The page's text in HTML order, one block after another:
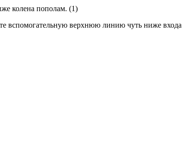
колена пополам. (1)
вспомогательную верхнюю линию чуть ниже входа